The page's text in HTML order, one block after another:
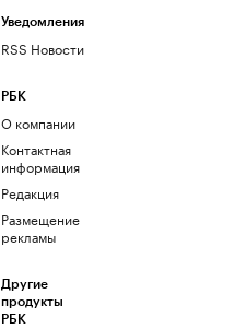
Уведомления
RSS Новости
РБК
О компании
Контактная
информация
Редакция
Размещение
рекламы
Другие
продукты
РБК